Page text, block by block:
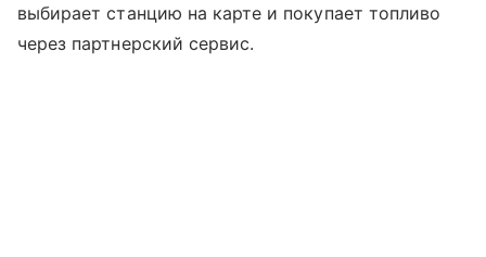
выбирает станцию на карте и покупает топливо
через партнерский сервис.